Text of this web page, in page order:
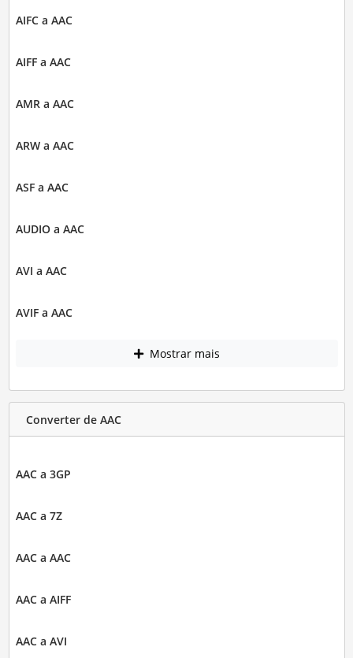
AIFC a AAC
AIFF a AAC
AMR a AAC
ARW a AAC
ASF a AAC
AUDIO a AAC
AVI a AAC
AVIF a AAC
Mostrar mais
Converter de AAC
AAC a 3GP
AAC a 7Z
AAC a AAC
AAC a AIFF
AAC a AVI